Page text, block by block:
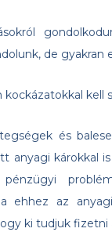
de gyakran
kell
és
anyagi károkkal
ehhez az
ki tudjuk